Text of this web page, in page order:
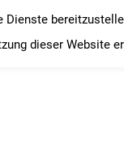
dieser Website